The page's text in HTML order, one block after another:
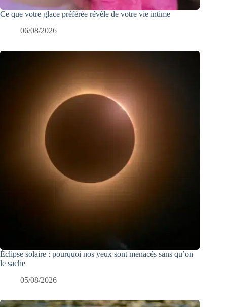
Ce que votre glace préférée révèle de votre vie intime
06/08/2026
Éclipse solaire : pourquoi nos yeux sont menacés sans qu’on
le sache
05/08/2026